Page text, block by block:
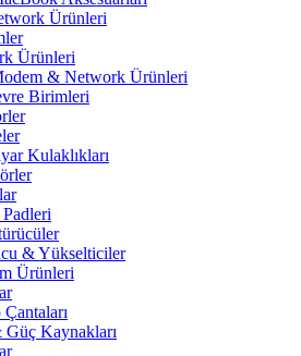
Ürünleri
Ürünleri
& Network Ürünleri
Birimleri
Kulaklıkları
& Yükselticiler
Ürünleri
Kaynakları